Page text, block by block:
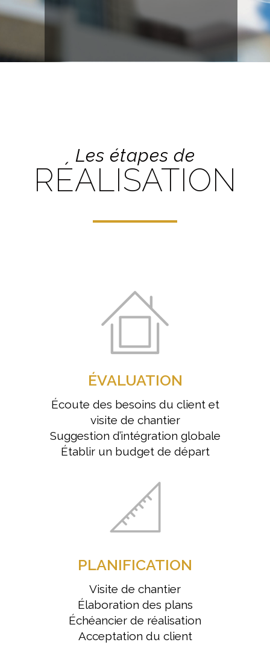
Les étapes de
RÉALISATION
ÉVALUATION
Écoute des besoins du client et
visite de chantier
Suggestion d’intégration globale
Établir un budget de départ
PLANIFICATION
Visite de chantier
Élaboration des plans
Échéancier de réalisation
Acceptation du client